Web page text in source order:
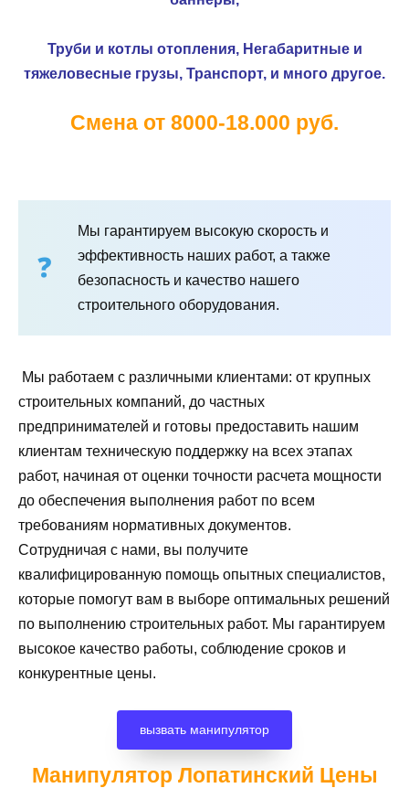
Труби и котлы отопления, Негабаритные и
тяжеловесные грузы, Транспорт, и много другое.
Смена от 8000-18.000 руб.
Мы гарантируем высокую скорость и
эффективность наших работ, а также
безопасность и качество нашего
строительного оборудования.
Мы работаем с различными клиентами: от крупных
строительных компаний, до частных
предпринимателей и готовы предоставить нашим
клиентам техническую поддержку на всех этапах
работ, начиная от оценки точности расчета мощности
до обеспечения выполнения работ по всем
требованиям нормативных документов.
Сотрудничая с нами, вы получите
квалифицированную помощь опытных специалистов,
которые помогут вам в выборе оптимальных решений
по выполнению строительных работ. Мы гарантируем
высокое качество работы, соблюдение сроков и
конкурентные цены.
вызвать манипулятор
Манипулятор Лопатинский Цены